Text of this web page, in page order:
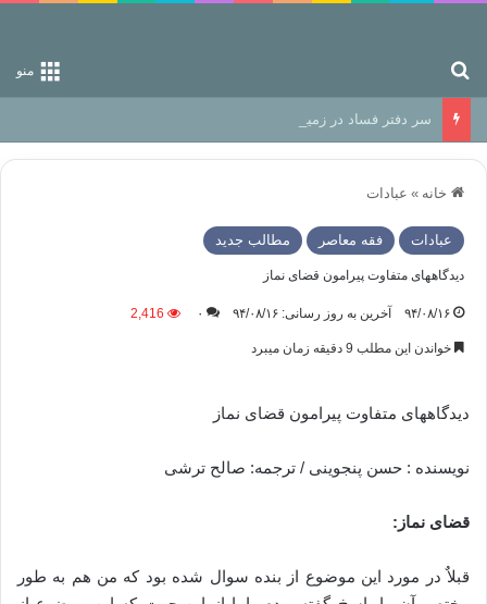
منو
سر دفتر فساد در زمین‌، دوری وکناره‌گیری از راه خداست‌!
خانه » عبادات
عبادات فقه معاصر مطالب جدید
دیدگاههای متفاوت پیرامون قضای نماز
۹۴/۰۸/۱۶ آخرین به روز رسانی: ۹۴/۰۸/۱۶ ۰ 2,416
خواندن این مطلب 9 دقیقه زمان میبرد
دیدگاههای متفاوت پیرامون قضای نماز
نویسنده : حسن پنجوینی / ترجمه: صالح ترشی
قضای نماز:
قبلاٌ در مورد این موضوع از بنده سوال شده بود که من هم به طور